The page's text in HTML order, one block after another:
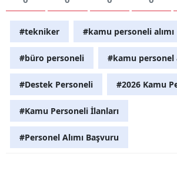
#tekniker #kamu personeli alımı
#büro personeli #kamu personel
#Destek Personeli #2026 Kamu
#Kamu Personeli İlanları
#Personel Alımı Başvuru